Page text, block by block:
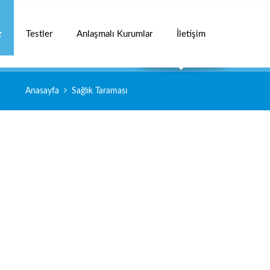
Testler Anlaşmalı Kurumlar İletişim
Anasayfa Sağlık Taraması